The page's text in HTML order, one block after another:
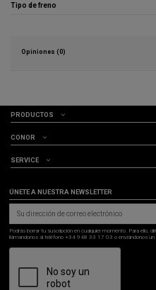
Tipo de freno
Opiniones (0)
PRODUCTOS
CONOR
SERVICE
ÚNETE A NUESTRA NEWSLETTER
Podrás borrar tu suscripción en cualquier momento. Para ello,
llámandonos al teléfono +34 948 33 17 03 o enviándonos un